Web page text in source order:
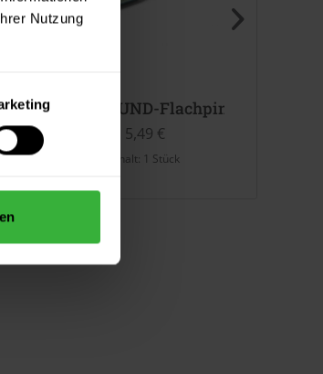
Nutzung
230 mm x 150 mm
ALLROUND-Flachpinsel
5,49 €
Inhalt: 1 Stück